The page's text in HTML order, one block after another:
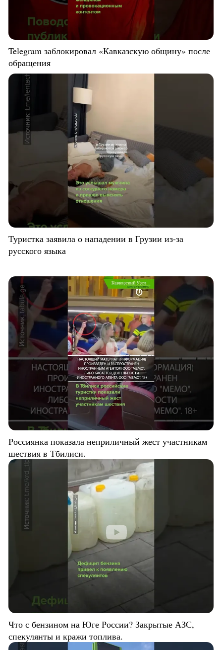
Telegram заблокировал «Кавказскую общину» после
обращения
Туристка заявила о нападении в Грузии из-за
русского языка
Россиянка показала неприличный жест участникам
шествия в Тбилиси.
Что с бензином на Юге России? Закрытые АЗС,
спекулянты и кражи топлива.